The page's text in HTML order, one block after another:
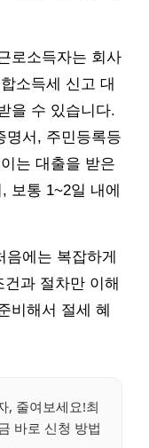
로소득자는 회사
소득세 신고 대
을 수 있습니다.
명서, 주민등록등
는 대출을 받은
보통 1~2일 내에
음에는 복잡하게
과 절차만 이해
비해서 절세 혜
, 줄여보세요!최
바로 신청 방법